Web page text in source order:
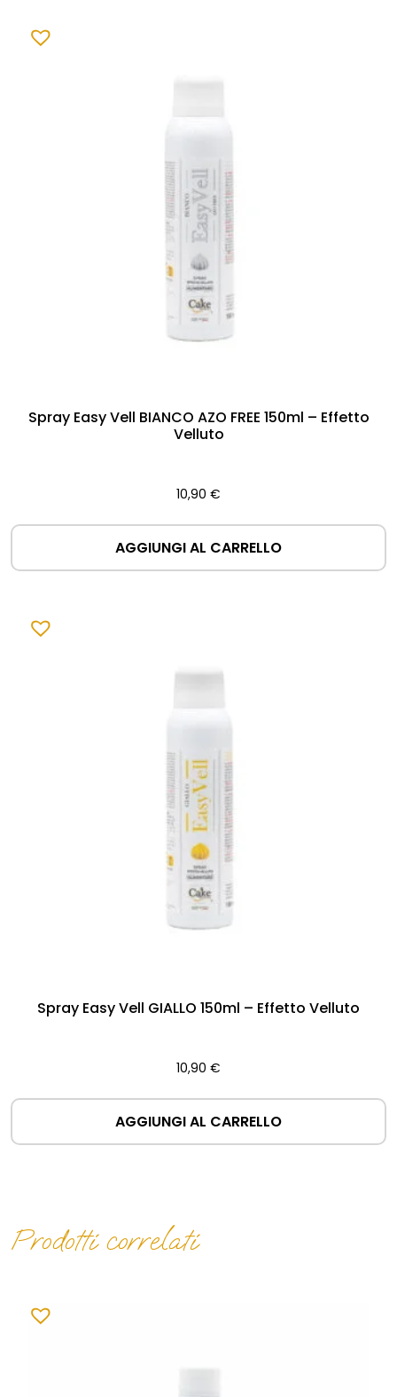
Spray Easy Vell BIANCO AZO FREE 150ml – Effetto
Velluto
10,90 €
AGGIUNGI AL CARRELLO
Spray Easy Vell GIALLO 150ml – Effetto Velluto
10,90 €
AGGIUNGI AL CARRELLO
Prodotti correlati